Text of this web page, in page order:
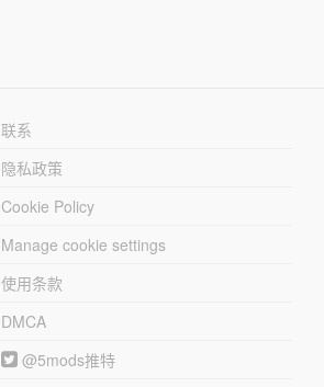
联系
隐私政策
Cookie Policy
Manage cookie settings
使用条款
DMCA
@5mods推特